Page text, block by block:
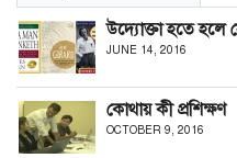
উদ্যোক্তা হতে হলে
JUNE 14, 2016
কোথায় কী প্রশিক্ষণ
OCTOBER 9, 2016